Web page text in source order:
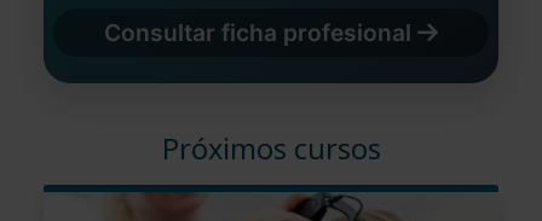
Consultar ficha profesional
Próximos cursos